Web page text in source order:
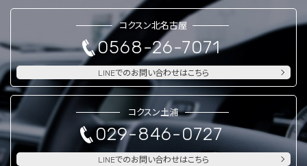
コクスン北名古屋
0568-26-7071
LINEでのお問い合わせはこちら
コクスン土浦
029-846-0727
LINEでのお問い合わせはこちら